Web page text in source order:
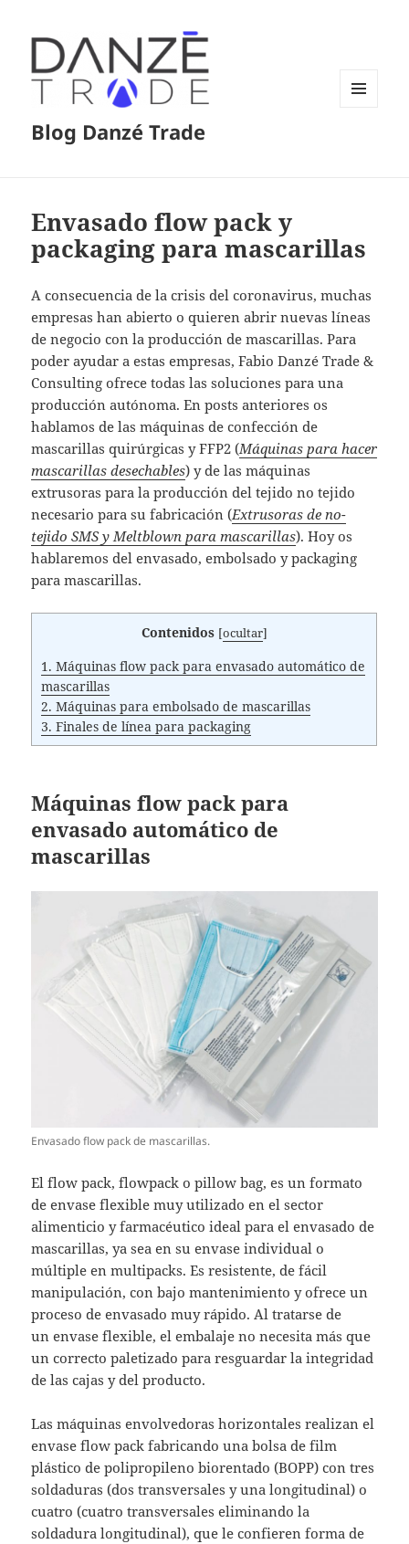
Blog Danzé Trade
Envasado flow pack y
packaging para mascarillas
A consecuencia de la crisis del coronavirus, muchas
empresas han abierto o quieren abrir nuevas líneas
de negocio con la producción de mascarillas. Para
poder ayudar a estas empresas, Fabio Danzé Trade &
Consulting ofrece todas las soluciones para una
producción autónoma. En posts anteriores os
hablamos de las máquinas de confección de
mascarillas quirúrgicas y FFP2 (Máquinas para hacer
mascarillas desechables) y de las máquinas
extrusoras para la producción del tejido no tejido
necesario para su fabricación (Extrusoras de no-
tejido SMS y Meltblown para mascarillas). Hoy os
hablaremos del envasado, embolsado y packaging
para mascarillas.
Contenidos [ocultar]
1. Máquinas flow pack para envasado automático de
mascarillas
2. Máquinas para embolsado de mascarillas
3. Finales de línea para packaging
Máquinas flow pack para
envasado automático de
mascarillas
Envasado flow pack de mascarillas.
El flow pack, flowpack o pillow bag, es un formato
de envase flexible muy utilizado en el sector
alimenticio y farmacéutico ideal para el envasado de
mascarillas, ya sea en su envase individual o
múltiple en multipacks. Es resistente, de fácil
manipulación, con bajo mantenimiento y ofrece un
proceso de envasado muy rápido. Al tratarse de
un envase flexible, el embalaje no necesita más que
un correcto paletizado para resguardar la integridad
de las cajas y del producto.
Las máquinas envolvedoras horizontales realizan el
envase flow pack fabricando una bolsa de film
plástico de polipropileno biorentado (BOPP) con tres
soldaduras (dos transversales y una longitudinal) o
cuatro (cuatro transversales eliminando la
soldadura longitudinal), que le confieren forma de